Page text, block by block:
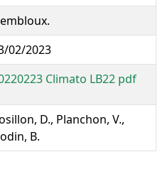
02/2023
Climato LB22 pdf
D., Planchon, V.,
B.